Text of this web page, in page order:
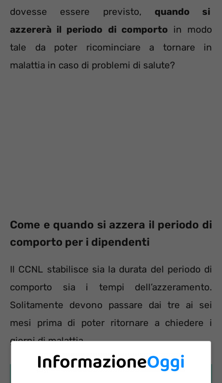
dovesse essere previsto, quando si
azzererà il periodo di comporto in modo
tale da poter ricominciare a tornare in
malattia in caso di problemi di salute?
Come e quando si azzera il periodo di
comporto per i dipendenti
Il CCNL stabilisce sia la durata del periodo di
comporto sia i tempi dell’azzeramento.
Solitamente devono passare dai tre ai sei
mesi prima di poter ritornare a chiedere i
giorni di malattia.